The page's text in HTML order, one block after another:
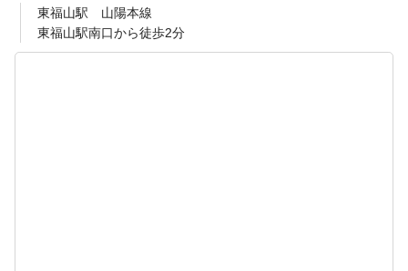
東福山駅 山陽本線
東福山駅南口から徒歩2分